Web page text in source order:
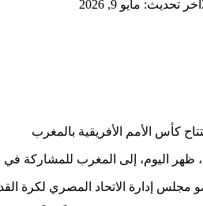
آخر تحديث: مايو 9, 2026
كأس الأمم الأفريقية بالمغرب
إدارة الاتحاد المصري لكرة